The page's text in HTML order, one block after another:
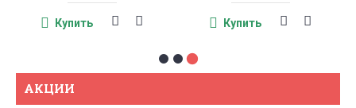
Купить Купить
АКЦИИ